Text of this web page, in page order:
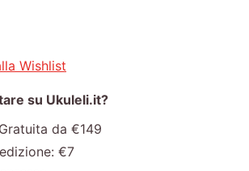
Wishlist
su Ukuleli.it?
da €149
€7